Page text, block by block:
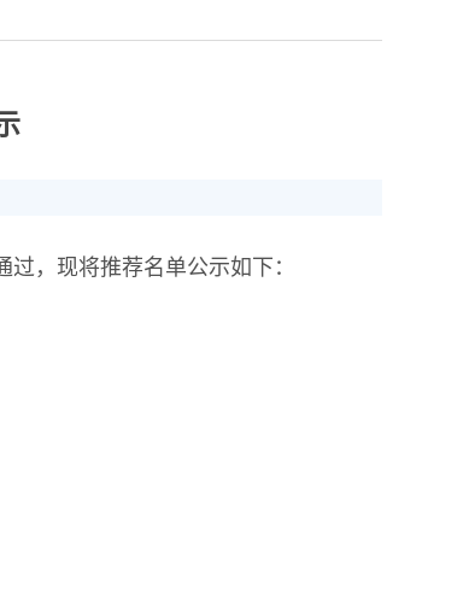
，现将推荐名单公示如下：